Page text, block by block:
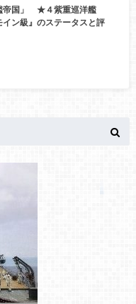
帝国」 ★４紫重巡洋艦
イン級』のステータスと評